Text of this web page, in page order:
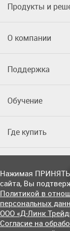
Продукты и
О компании
Поддержка
Обучение
Где купить
Нажимая ПРИНЯТЬ
сайта, Вы
Политикой в
персональных
ООО «Д-Линк
Согласие на